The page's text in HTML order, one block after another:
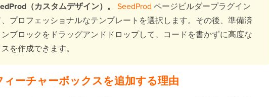
（カスタムデザイン）。
SeedProd ページビルダープラグイン
プロフェッショナルなテンプレートを選択します。その後、準備済
ブロックをドラッグアンドドロップして、コードを書かずに高度な
を作成できます。
ーチャーボックスを追加する理由